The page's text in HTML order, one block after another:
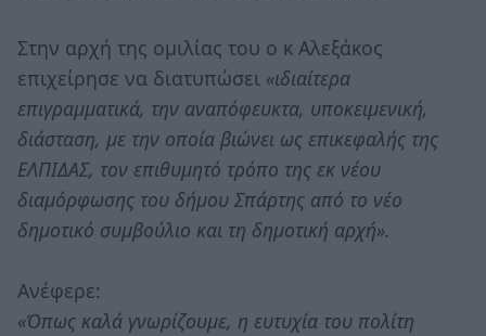
Στην αρχή της ομιλίας του ο κ Αλεξάκος
επιχείρησε να διατυπώσει «ιδιαίτερα
επιγραμματικά, την αναπόφευκτα, υποκειμενική,
διάσταση, με την οποία βιώνει ως επικεφαλής της
ΕΛΠΙΔΑΣ, τον επιθυμητό τρόπο της εκ νέου
διαμόρφωσης του δήμου Σπάρτης από το νέο
δημοτικό συμβούλιο και τη δημοτική αρχή».
Ανέφερε:
«Όπως καλά γνωρίζουμε, η ευτυχία του πολίτη